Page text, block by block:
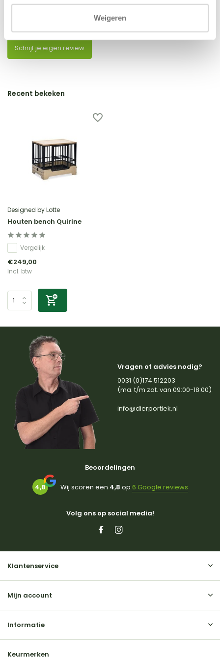
Weigeren
0/5 Based on 0 reviews
Er zijn nog geen reviews geschreven over dit product..
Schrijf je eigen review
Recent bekeken
Designed by Lotte
Houten bench Quirine
Vergelijk
€249,00
Incl. btw
Vragen of advies nodig?
0031 (0)174 512203
(ma. t/m zat. van 09:00-18:00)
info@dierportiek.nl
Beoordelingen
4,8 Wij scoren een 4,8 op 6 Google reviews
Volg ons op social media!
Klantenservice
Mijn account
Informatie
Keurmerken